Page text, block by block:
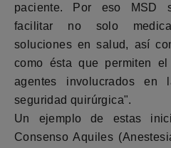
paciente. Por eso MSD
facilitar no solo
soluciones en salud, así
como ésta que permiten
agentes involucrados en
seguridad quirúrgica".
Un ejemplo de estas
Consenso Aquiles